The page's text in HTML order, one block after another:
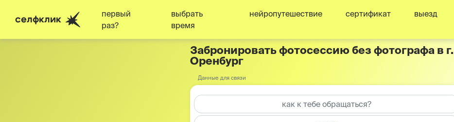
селфклик
первый
раз?
выбрать
время
нейропутешествие сертификат выезд
Забронировать фотосессию без фотографа в г.
Оренбург
Данные для связи